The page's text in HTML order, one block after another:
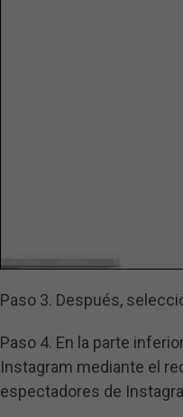
Paso 3. Después,
Paso 4. En la parte
Instagram mediante el
espectadores de